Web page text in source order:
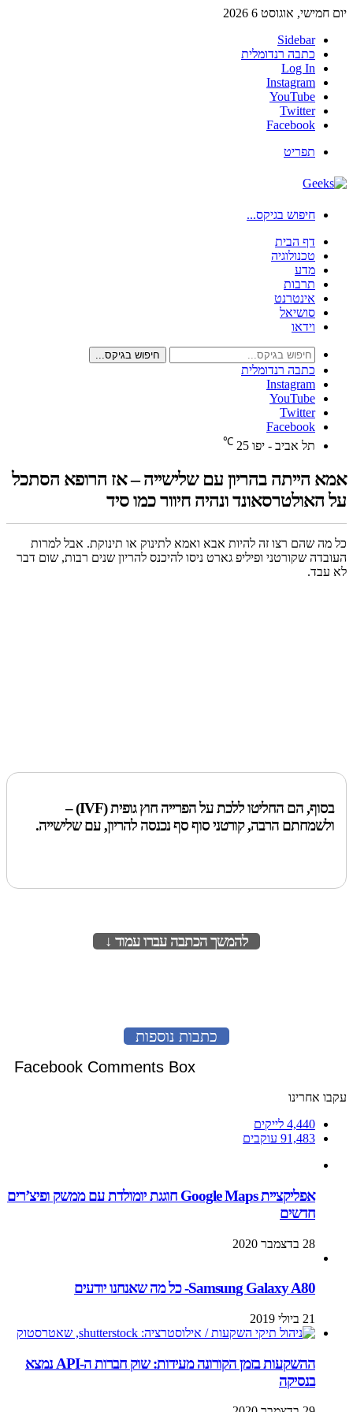
יום חמישי, אוגוסט 6 2026
Sidebar
כתבה רנדומלית
Log In
Instagram
YouTube
Twitter
Facebook
תפריט
חיפוש בגיקס...
דף הבית
טכנולוגיה
מדע
תרבות
אינטרנט
סושיאל
וידאו
חיפוש בגיקס...
כתבה רנדומלית
Instagram
YouTube
Twitter
Facebook
תל אביב - יפו 25
℃
אמא הייתה בהריון עם שלישייה – אז הרופא הסתכל
על האולטרסאונד ונהיה חיוור כמו סיד
כל מה שהם רצו זה להיות אבא ואמא לתינוק או תינוקת. אבל למרות
העובדה שקורטני ופיליפ גארט ניסו להיכנס להריון שנים רבות, שום דבר
לא עבד.
בסוף, הם החליטו ללכת על הפרייה חוץ גופית (IVF) –
ולשמחתם הרבה, קורטני סוף סף נכנסה להריון, עם שלישייה.
להמשך הכתבה עברו עמוד ↓
כתבות נוספות
Facebook Comments Box
עקבו אחרינו
4,440 לייקים
91,483 עוקבים
אפליקציית Google Maps חוגגת יומולדת עם ממשק ופיצ’רים
חדשים
28 בדצמבר 2020
Samsung Galaxy A80- כל מה שאנחנו יודעים
21 ביולי 2019
ההשקעות בזמן הקורונה מעידות: שוק חברות ה-API נמצא
בנסיקה